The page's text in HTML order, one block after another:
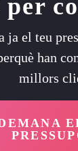
ja el teu
han
millors